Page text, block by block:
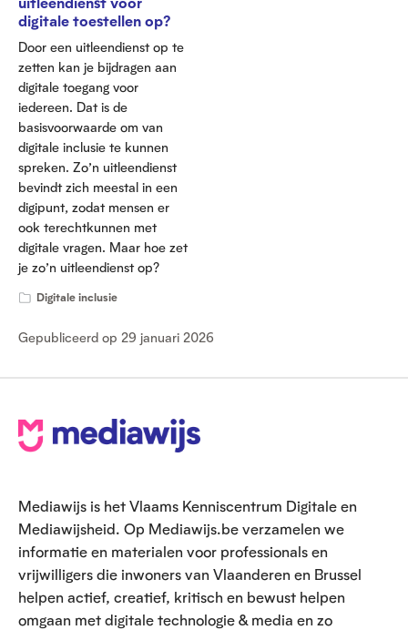
digitale toestellen op?
Door een uitleendienst op te
zetten kan je bijdragen aan
digitale toegang voor
iedereen. Dat is de
basisvoorwaarde om van
digitale inclusie te kunnen
spreken. Zo’n uitleendienst
bevindt zich meestal in een
digipunt, zodat mensen er
ook terechtkunnen met
digitale vragen. Maar hoe zet
je zo’n uitleendienst op?
Digitale inclusie
Gepubliceerd op 29 januari 2026
V
o
e
t
Mediawijs is het Vlaams Kenniscentrum Digitale en
Mediawijsheid. Op Mediawijs.be verzamelen we
informatie en materialen voor professionals en
vrijwilligers die inwoners van Vlaanderen en Brussel
helpen actief, creatief, kritisch en bewust helpen
omgaan met digitale technologie & media en zo